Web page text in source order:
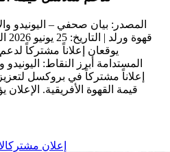
المصدر: بيان صحفي – اليونيدو
يوقعان إعلاناً مشتركاً
المستدامة أبرز النقاط: اليونيدو
إعلاناً مشتركاً في بروكسل
قيمة القهوة الأفريقية.
إعلان مشترك